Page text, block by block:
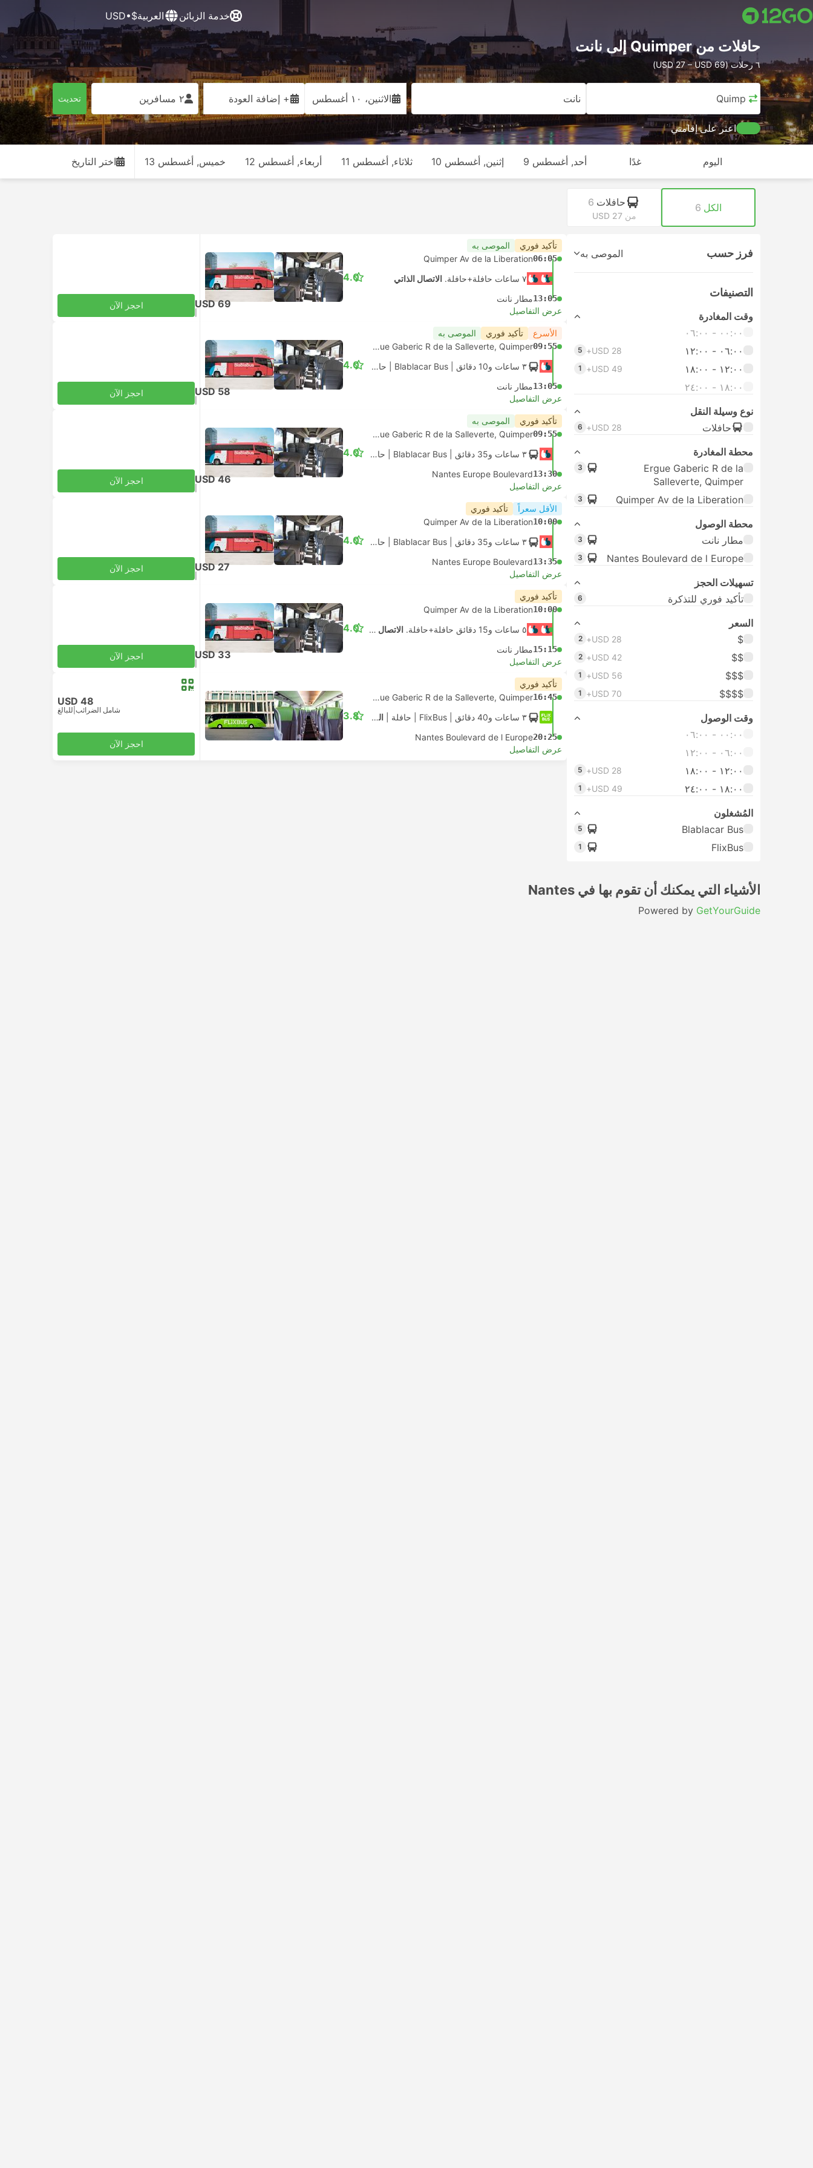
خدمة الزبائن العربية$•USD
حافلات من Quimper إلى نانت
٦ رحلات (USD 27 – USD 69)
Quimper نانت الاثنين، ١٠ أغسطس + إضافة العودة ٢ مسافرين تحديث
اعثر على إقامتي
اليوم غدًا أحد, أغسطس 9 إثنين, أغسطس 10 ثلاثاء, أغسطس 11 أربعاء, أغسطس 12 خميس, أغسطس 13 اختر التاريخ
الكل 6 حافلات 6
من USD 27
فرز حسب الموصى به
التصنيفات
وقت المغادرة
٠٠:٠٠ ‏- ٠٦:٠٠
٠٦:٠٠ ‏- ١٢:٠٠
USD 28+
5
١٢:٠٠ ‏- ١٨:٠٠ USD 49+
1
١٨:٠٠ ‏-‏ ٢٤:٠٠
نوع وسيلة النقل
حافلات
USD 28+
6
محطة المغادرة
Ergue Gaberic R de la
Salleverte, Quimper
3
Quimper Av de la Liberation
3
محطة الوصول
مطار نانت
3
Nantes Boulevard de l Europe
3
تسهيلات الحجز
تأكيد فوري للتذكرة
6
السعر
$
USD 28+
2
$$
USD 42+
2
$$$
USD 56+
1
$$$$
USD 70+
1
وقت الوصول
٠٠:٠٠ ‏- ٠٦:٠٠
٠٦:٠٠ ‏- ١٢:٠٠
١٢:٠٠ ‏- ١٨:٠٠
USD 28+
5
١٨:٠٠ ‏-‏ ٢٤:٠٠ USD 49+
1
المُشغلون
Blablacar Bus
5
FlixBus
1
تأكيد فوري الموصى به
06:05
Quimper Av de la Liberation
٧ ساعات حافلة+حافلة.
الاتصال الذاتي
13:05مطار نانت
4.0
عرض التفاصيل
USD 69 احجز الآن
الأسرع تأكيد فوري الموصى به
09:55
Ergue Gaberic R de la Salleverte, Quimper
٣ ساعات و‫10 دقائق
حافلة |قياسي مكيف
13:05مطار نانت
4.0
عرض التفاصيل
USD 58 احجز الآن
تأكيد فوري الموصى به
09:55
Ergue Gaberic R de la Salleverte, Quimper
٣ ساعات و‫35 دقائق
حافلة |قياسي مكيف
13:30
Nantes Europe Boulevard
4.0
عرض التفاصيل
USD 46 احجز الآن
الأقل سعراً تأكيد فوري
10:00
Quimper Av de la Liberation
٣ ساعات و‫35 دقائق
حافلة |قياسي مكيف
13:35
Nantes Europe Boulevard
4.0
عرض التفاصيل
USD 27 احجز الآن
تأكيد فوري
10:00
Quimper Av de la Liberation
٥ ساعات و‫15 دقائق حافلة+حافلة.
الاتصال الذاتي
15:15مطار نانت
4.0
عرض التفاصيل
USD 33 احجز الآن
تأكيد فوري
16:45
Ergue Gaberic R de la Salleverte, Quimper
٣ ساعات و‫40 دقائق
حافلة المعيار
20:25
Nantes Boulevard de l Europe
3.8
عرض التفاصيل
USD 48
شامل الضرائب للبالغ
احجز الآن
الأشياء التي يمكنك أن تقوم بها في Nantes
Powered by GetYourGuide